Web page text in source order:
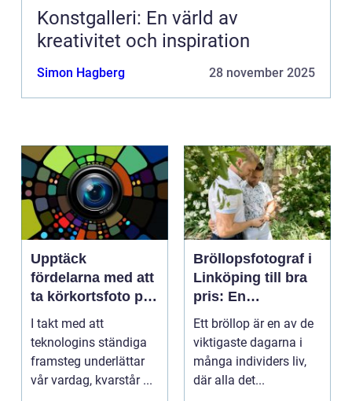
Konstgalleri: En värld av
kreativitet och inspiration
Simon Hagberg 28 november 2025
Upptäck
fördelarna med att
ta körkortsfoto på
Östermalm
I takt med att
teknologins ständiga
framsteg underlättar
vår vardag, kvarstår ...
Bröllopsfotograf i
Linköping till bra
pris: En
nyckelspelare för
oförglömliga
minnen
Ett bröllop är en av de
viktigaste dagarna i
många individers liv,
där alla det...